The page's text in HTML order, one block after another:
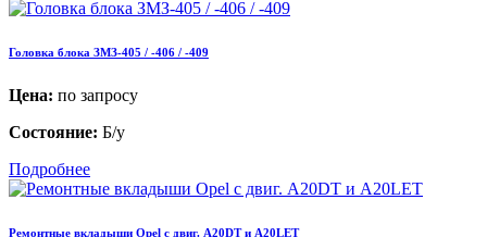
Головка блока ЗМЗ-405 / -406 / -409
Цена: по запросу
Состояние: Б/у
Подробнее
Ремонтные вкладыши Opel c двиг. A20DT и A20LET